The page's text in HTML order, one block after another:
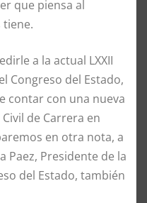
que piensa al
tiene.
a la actual LXXII
Congreso del Estado,
contar con una nueva
de Carrera en
en otra nota, a
Paez, Presidente de la
del Estado, también